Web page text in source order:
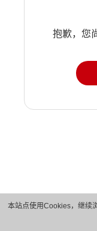
本站点使用Cookies，继续
抱歉，您
版权所有 © 华为技术有